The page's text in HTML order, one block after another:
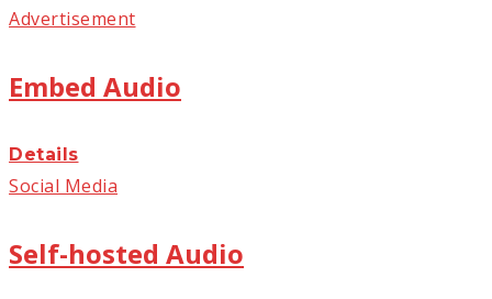
Advertisement
Embed Audio
Details
Social Media
Self-hosted Audio